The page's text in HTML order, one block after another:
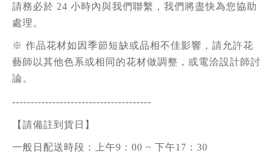
請務必於 24 小時內與我們聯繫，我們將盡快為您協助
處理。
※ 作品花材如因季節短缺或品相不佳影響，請允許花
藝師以其他色系或相同的花材做調整，或電洽設計師討
論。
--------------------------------------
【請備註到貨日】
一般日配送時段：上午9：00 ~ 下午17：30